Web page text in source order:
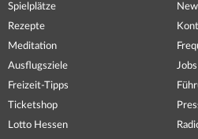
Spielplätze
Rezepte
Meditation
Ausflugsziele
Freizeit-Tipps
Ticketshop
Lotto Hessen
Jobs